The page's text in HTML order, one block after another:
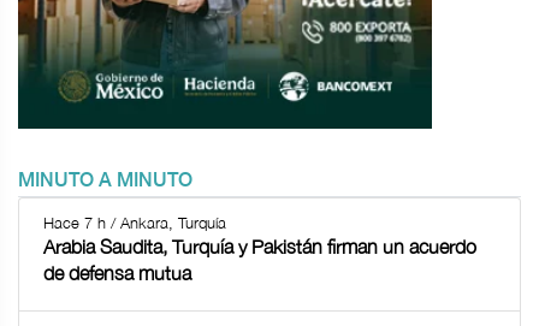
MINUTO A MINUTO
Hace 7 h / Ankara, Turquía
Arabia Saudita, Turquía y Pakistán firman un acuerdo
de defensa mutua